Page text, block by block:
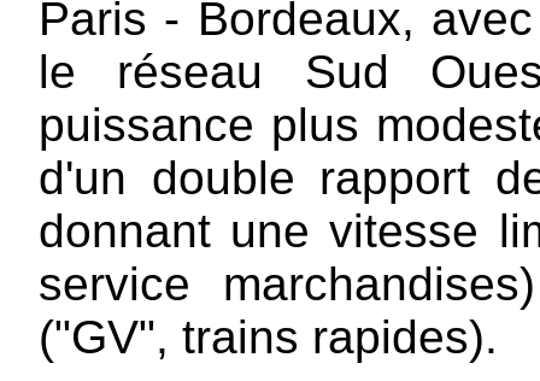
Paris - Bordeaux,
le réseau Sud
puissance plus
d'un double rapport
donnant une vitesse
service
("GV", trains rapides).